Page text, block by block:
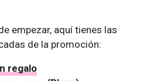
empezar, aquí tienes las
de la promoción:
regalo